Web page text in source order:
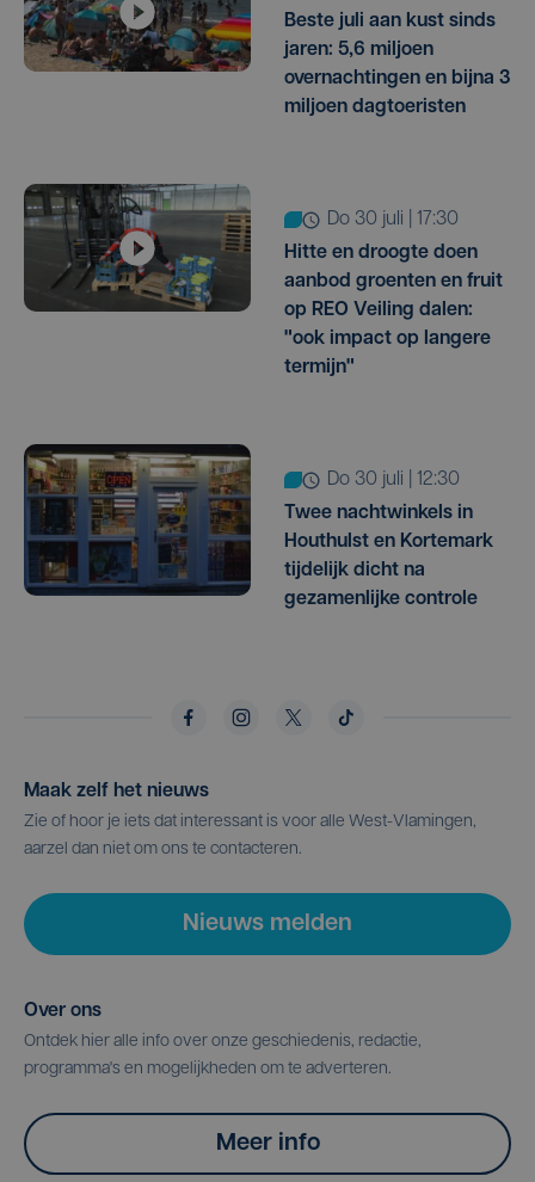
Beste juli aan kust sinds
jaren: 5,6 miljoen
overnachtingen en bijna 3
miljoen dagtoeristen
do 30 juli | 17:30
Hitte en droogte doen
aanbod groenten en fruit
op REO Veiling dalen:
"ook impact op langere
termijn"
do 30 juli | 12:30
Twee nachtwinkels in
Houthulst en Kortemark
tijdelijk dicht na
gezamenlijke controle
Maak zelf het nieuws
Zie of hoor je iets dat interessant is voor alle West-Vlamingen,
aarzel dan niet om ons te contacteren.
Nieuws melden
Over ons
Ontdek hier alle info over onze geschiedenis, redactie,
programma's en mogelijkheden om te adverteren.
Meer info